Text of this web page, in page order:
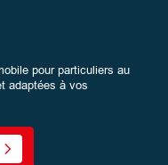
pour particuliers au
adaptées à vos